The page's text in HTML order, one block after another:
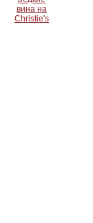
вина на
Christie's